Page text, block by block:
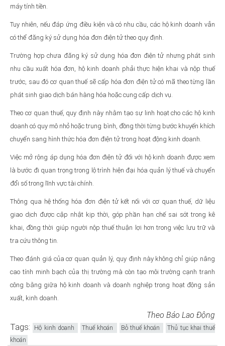
máy tính tiền.
Tuy nhiên, nếu đáp ứng điều kiện và có nhu cầu, các hộ kinh doanh vẫn
có thể đăng ký sử dụng hóa đơn điện tử theo quy định.
Trường hợp chưa đăng ký sử dụng hóa đơn điện tử nhưng phát sinh
nhu cầu xuất hóa đơn, hộ kinh doanh phải thực hiện khai và nộp thuế
trước, sau đó cơ quan thuế sẽ cấp hóa đơn điện tử có mã theo từng lần
phát sinh giao dịch bán hàng hóa hoặc cung cấp dịch vụ.
Theo cơ quan thuế, quy định này nhằm tạo sự linh hoạt cho các hộ kinh
doanh có quy mô nhỏ hoặc trung bình, đồng thời từng bước khuyến khích
chuyển sang hình thức hóa đơn điện tử trong hoạt động kinh doanh.
Việc mở rộng áp dụng hóa đơn điện tử đối với hộ kinh doanh được xem
là bước đi quan trọng trong lộ trình hiện đại hóa quản lý thuế và chuyển
đổi số trong lĩnh vực tài chính.
Thông qua hệ thống hóa đơn điện tử kết nối với cơ quan thuế, dữ liệu
giao dịch được cập nhật kịp thời, góp phần hạn chế sai sót trong kê
khai, đồng thời giúp người nộp thuế thuận lợi hơn trong việc lưu trữ và
tra cứu thông tin.
Theo đánh giá của cơ quan quản lý, quy định này không chỉ giúp nâng
cao tính minh bạch của thị trường mà còn tạo môi trường cạnh tranh
công bằng giữa hộ kinh doanh và doanh nghiệp trong hoạt động sản
xuất, kinh doanh.
Theo Báo Lao Động
Tags: Hộ kinh doanh Thuế khoán Bỏ thuế khoán
Thủ tục khai thuế
khoán